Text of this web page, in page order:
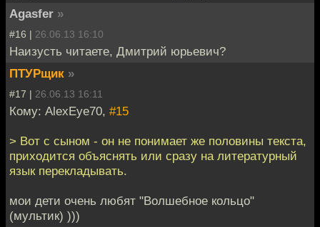
Agasfer »
#16 | 26.06.13 16:10
Наизусть читаете, Дмитрий юрьевич?
ПТУРщик »
#17 | 26.06.13 16:11
Кому: AlexEye70, #15
> Вот с сыном - он не понимает же половины текста,
приходится объяснять или сразу на литературный
язык перекладывать.
мои дети очень любят "Волшебное кольцо"
(мультик) )))